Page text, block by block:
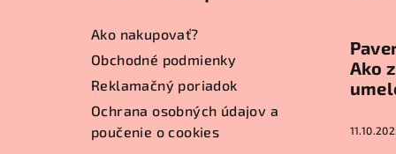
Ako nakupovať?
Obchodné podmienky
Reklamačný poriadok
Ochrana osobných údajov a
poučenie o cookies
Ako